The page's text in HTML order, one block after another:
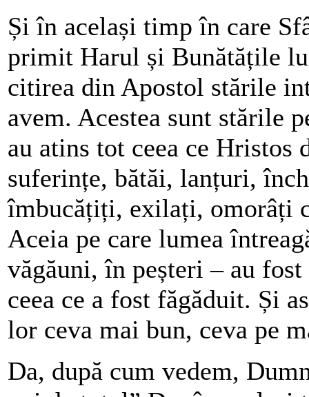
Și în același timp în care
primit Harul și Bunătățile
citirea din Apostol stările
avem. Acestea sunt stările
au atins tot ceea ce Hristos
suferințe, bătăi, lanțuri,
îmbucățiți, exilați, omorâți
Aceia pe care lumea
văgăuni, în peșteri – au
ceea ce a fost făgăduit. Și
lor ceva mai bun, ceva pe
Da, după cum vedem,